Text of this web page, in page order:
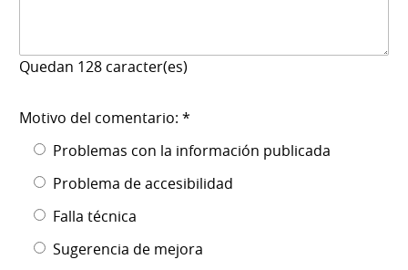
Quedan 128 caracter(es)
Motivo del comentario: *
Problemas con la información publicada
Problema de accesibilidad
Falla técnica
Sugerencia de mejora